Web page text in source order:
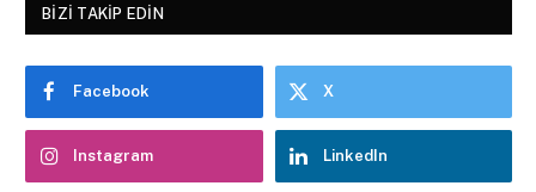
BIZI TAKIP EDIN
Facebook X
Instagram LinkedIn